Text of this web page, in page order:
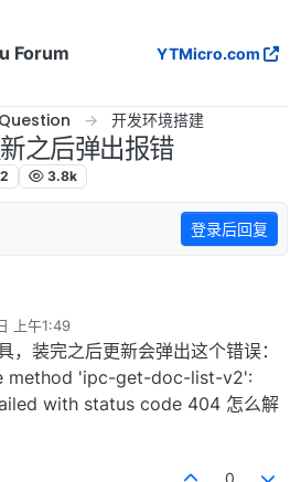
Forum
YTMicro.com
开发环境搭建
之后弹出报错
2 3.8k
登录后回复
上午1:49
，装完之后更新会弹出这个错误：
method 'ipc-get-doc-list-v2':
with status code 404 怎么解
0